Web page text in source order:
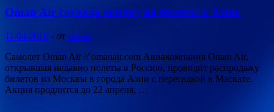
Oman Air сделала скидку на билеты в Азию
11.04.2019 - от admin
Самолет Oman Air // omanair.com Авиакомпания Oman Air,
открывшая недавно полеты в Россию, проводит распродажу
билетов из Москвы в города Азии с пересадкой в Маскате.
Акция продлится до 22 апреля, …